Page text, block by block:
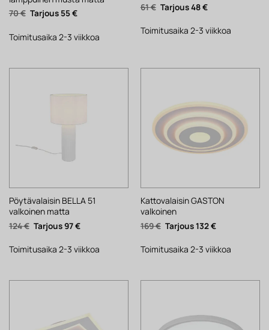
70€ Alkuperäinen
hinta
70 €.
55€Nykyinen
55 €.
Toimitusaika 2-3 viikkoa
61€ Alkuperäinen
hinta
61 €.
48€Nykyinen
48 €.
Toimitusaika 2-3 viikkoa
Pöytävalaisin BELLA 51
valkoinen matta
124€ Alkuperäinen
hinta
124 €.
97€Nykyinen
97 €.
Toimitusaika 2-3 viikkoa
Kattovalaisin GASTON
valkoinen
169€ Alkuperäinen
hinta
169 €.
132€Nykyinen
132 €.
Toimitusaika 2-3 viikkoa